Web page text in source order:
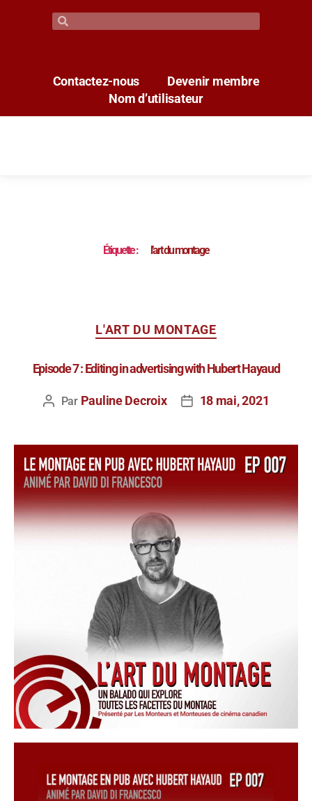
Contactez-nous
Devenir membre
Nom d’utilisateur
Étiquette : l’art du montage
L'ART DU MONTAGE
Episode 7 : Editing in advertising with Hubert Hayaud
Par Pauline Decroix 18 mai, 2021